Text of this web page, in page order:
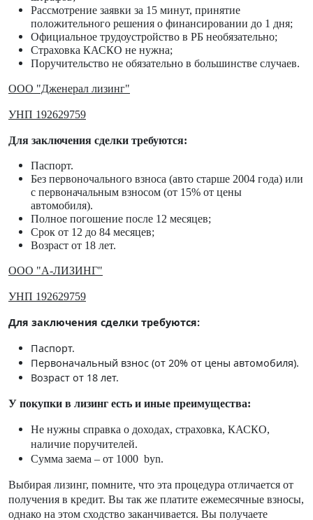
Рассмотрение заявки за 15 минут, принятие
положительного решения о финансировании до 1 дня;
Официальное трудоустройство в РБ необязательно;
Страховка КАСКО не нужна;
Поручительство не обязательно в большинстве случаев.
ООО "Дженерал лизинг"
УНП 192629759
Для заключения сделки требуются:
Паспорт.
Без первоночального взноса (авто старше 2004 года) или
с первоначальным взносом (от 15% от цены
автомобиля).
Полное погошение после 12 месяцев;
Срок от 12 до 84 месяцев;
Возраст от 18 лет.
ООО "А-ЛИЗИНГ"
УНП 192629759
Для заключения сделки требуются:
Паспорт.
Первоначальный взнос (от 20% от цены автомобиля).
Возраст от 18 лет.
У покупки в лизинг есть и иные преимущества:
Не нужны справка о доходах, страховка, КАСКО,
наличие поручителей.
Сумма заема – от 1000 byn.
Выбирая лизинг, помните, что эта процедура отличается от
получения в кредит. Вы так же платите ежемесячные взносы,
однако на этом сходство заканчивается. Вы получаете